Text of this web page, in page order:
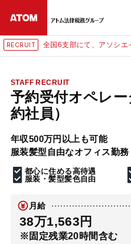
RECRUIT 全国6支部にて、アソシエ
STAFF RECRUIT
予約受付オペレ
約社員）
年収500万円以上も可能
服装髪型自由なオフィス勤務
都心に住める高待遇
服装・髪型髪色自由
月給
38万1,563円
※固定残業20時間含む
24時間
無料相談窓口はこ
電話・LINE・メ
ホーム
取扱分野
解決実績